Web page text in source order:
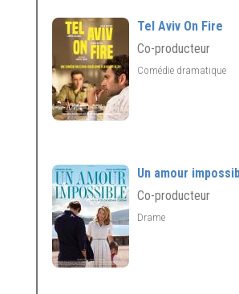
Tel Aviv On Fire
Co-producteur
Comédie dramatique
Un amour
Co-producteur
Drame